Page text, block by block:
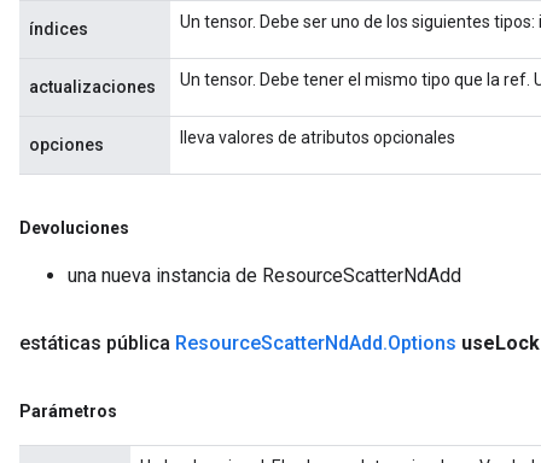
índices Un tensor. Debe ser uno de los siguientes
actualizaciones Un tensor. Debe tener el mismo tipo que la ref.
opciones lleva valores de atributos opcionales
Devoluciones
una nueva instancia de ResourceScatterNdAdd
estáticas pública ResourceScatterNdAdd.Options use
Parámetros